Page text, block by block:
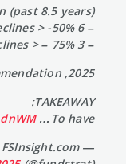
(past 8.5 years),
– 6 declines > -50%
– 3 declines > – 75%
2025, Bitcoin 100x from our first recommendation
TAKEAWAY:
To have…
FSInsight.com